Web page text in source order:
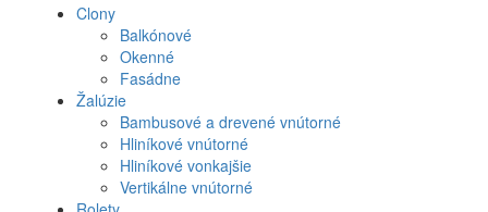
Produkt
menu
Clony
Balkónové
Okenné
Fasádne
Žalúzie
Bambusové a drevené vnútorné
Hliníkové vnútorné
Hliníkové vonkajšie
Vertikálne vnútorné